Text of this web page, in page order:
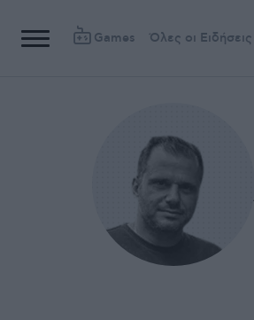
Games Όλες οι Ειδήσεις